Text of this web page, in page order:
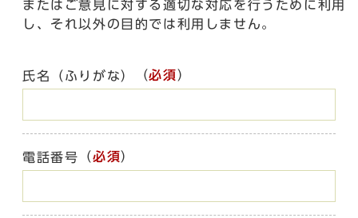
またはご意見に対する適切な対応を行うために利用
し、それ以外の目的では利用しません。
氏名（ふりがな） （必須）
電話番号 （必須）